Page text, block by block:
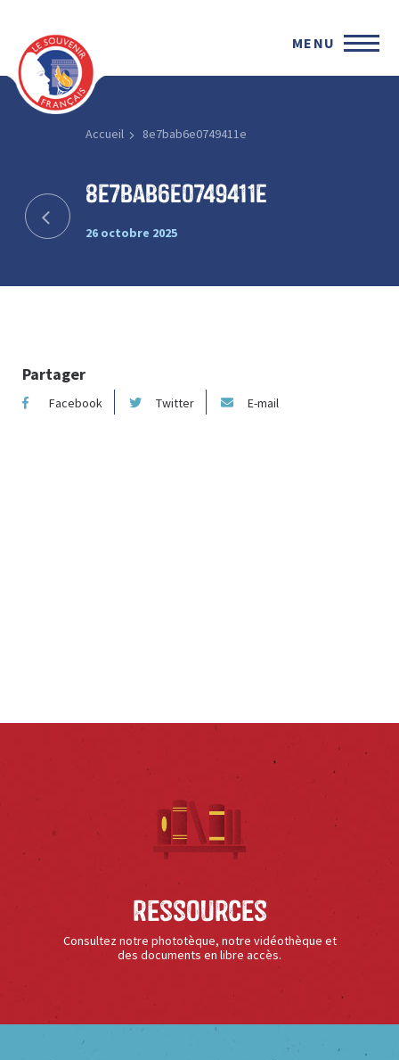
MENU
Accueil 8e7bab6e0749411e
8e7bab6e0749411e
26 octobre 2025
Partager
Facebook Twitter E-mail
Ressources
Consultez notre phototèque, notre vidéothèque et
des documents en libre accès.